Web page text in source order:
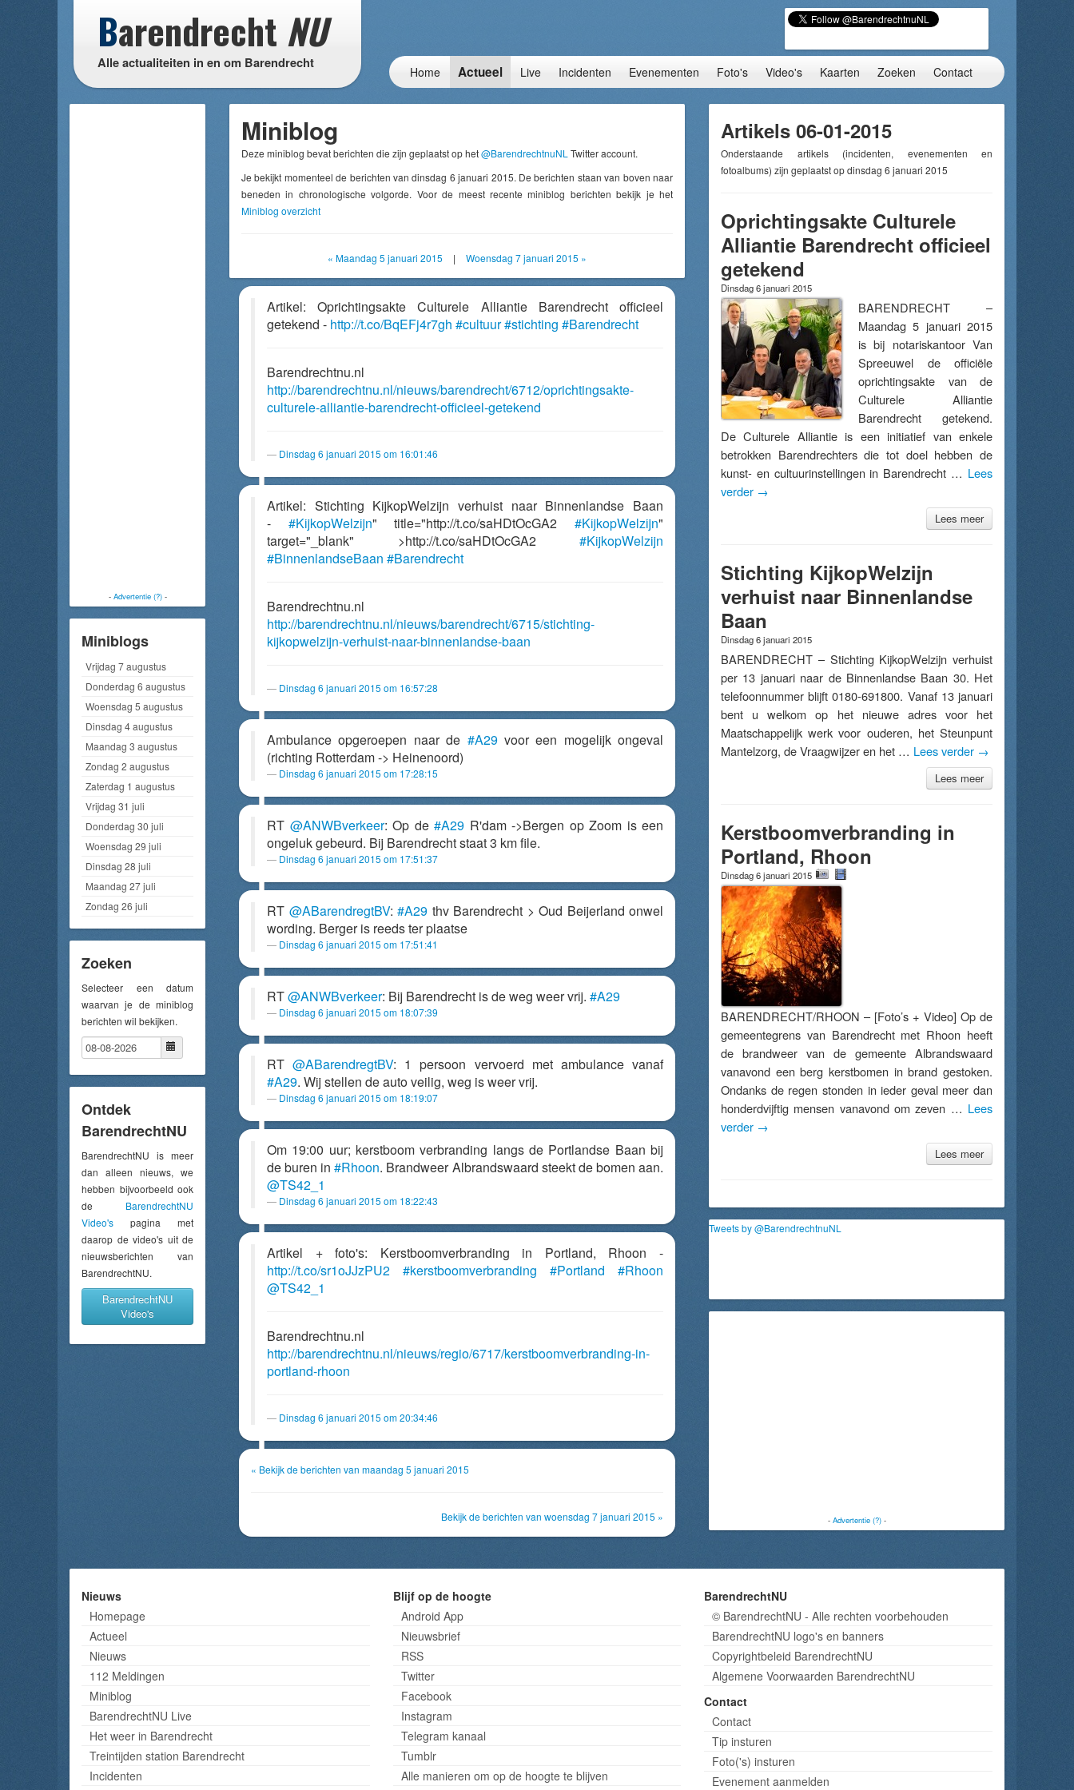
Barendrecht NU
Alle actualiteiten in en om Barendrecht
Home Actueel Live Incidenten Evenementen Foto's Video's Kaarten Zoeken Contact
- Advertentie (?)-
Miniblogs
Vrijdag 7 augustus
Donderdag 6 augustus
Woensdag 5 augustus
Dinsdag 4 augustus
Maandag 3 augustus
Zondag 2 augustus
Zaterdag 1 augustus
Vrijdag 31 juli
Donderdag 30 juli
Woensdag 29 juli
Dinsdag 28 juli
Maandag 27 juli
Zondag 26 juli
Zoeken
Selecteer een datum
waarvan je de miniblog
berichten wil bekijken.
Ontdek
BarendrechtNU
BarendrechtNU is meer
dan alleen nieuws, we
hebben bijvoorbeeld ook
de BarendrechtNU
Video's pagina met
daarop de video's uit de
nieuwsberichten van
BarendrechtNU.
BarendrechtNU
Video's
Miniblog
Deze miniblog bevat berichten die zijn geplaatst op het@BarendrechtnuNL Twitter account.
Je bekijkt momenteel de berichten van dinsdag 6 januari 2015. De berichten staan van boven naar
beneden in chronologische volgorde. Voor de meest recente miniblog berichten bekijk je het
Miniblog overzicht
« Maandag 5 januari 2015 | Woensdag 7 januari 2015 »
Artikel: Oprichtingsakte Culturele Alliantie Barendrecht officieel
getekend - http://t.co/BqEFj4r7gh #cultuur#stichting #Barendrecht
Barendrechtnu.nl
http://barendrechtnu.nl/nieuws/barendrecht/6712/oprichtingsakte-
culturele-alliantie-barendrecht-officieel-getekend
Dinsdag 6 januari 2015 om 16:01:46
Artikel: Stichting KijkopWelzijn verhuist naar Binnenlandse Baan
- #KijkopWelzijn" title="http://t.co/saHDtOcGA2#KijkopWelzijn"
target="_blank" >http://t.co/saHDtOcGA2 #KijkopWelzijn
#BinnenlandseBaan #Barendrecht
Barendrechtnu.nl
http://barendrechtnu.nl/nieuws/barendrecht/6715/stichting-
kijkopwelzijn-verhuist-naar-binnenlandse-baan
Dinsdag 6 januari 2015 om 16:57:28
Ambulance opgeroepen naar de #A29voor een mogelijk ongeval
(richting Rotterdam -> Heinenoord)
Dinsdag 6 januari 2015 om 17:28:15
RT @ANWBverkeer: Op de #A29 R'dam ->Bergen op Zoom is een
ongeluk gebeurd. Bij Barendrecht staat 3 km file.
Dinsdag 6 januari 2015 om 17:51:37
RT @ABarendregtBV: #A29 thv Barendrecht > Oud Beijerland onwel
wording. Berger is reeds ter plaatse
Dinsdag 6 januari 2015 om 17:51:41
RT@ANWBverkeer: Bij Barendrecht is de weg weer vrij. #A29
Dinsdag 6 januari 2015 om 18:07:39
RT@ABarendregtBV: 1 persoon vervoerd met ambulance vanaf
#A29. Wij stellen de auto veilig, weg is weer vrij.
Dinsdag 6 januari 2015 om 18:19:07
Om 19:00 uur; kerstboom verbranding langs de Portlandse Baan bij
de buren in#Rhoon. Brandweer Albrandswaard steekt de bomen aan.
@TS42_1
Dinsdag 6 januari 2015 om 18:22:43
Artikel + foto's: Kerstboomverbranding in Portland, Rhoon -
http://t.co/sr1oJJzPU2
#kerstboomverbranding #Portland
#Rhoon
@TS42_1
Barendrechtnu.nl
http://barendrechtnu.nl/nieuws/regio/6717/kerstboomverbranding-in-
portland-rhoon
Dinsdag 6 januari 2015 om 20:34:46
« Bekijk de berichten van maandag 5 januari 2015
Bekijk de berichten van woensdag 7 januari 2015 »
Artikels 06-01-2015
Onderstaande artikels (incidenten, evenementen en
fotoalbums) zijn geplaatst op dinsdag 6 januari 2015
Oprichtingsakte Culturele
Alliantie Barendrecht officieel
getekend
Dinsdag 6 januari 2015
BARENDRECHT –
Maandag 5 januari 2015
is bij notariskantoor Van
Spreeuwel de officiële
oprichtingsakte van de
Culturele Alliantie
Barendrecht getekend.
De Culturele Alliantie is een initiatief van enkele
betrokken Barendrechters die tot doel hebben de
kunst- en cultuurinstellingen in Barendrecht … Lees
verder →
Lees meer
Stichting KijkopWelzijn
verhuist naar Binnenlandse
Baan
Dinsdag 6 januari 2015
BARENDRECHT – Stichting KijkopWelzijn verhuist
per 13 januari naar de Binnenlandse Baan 30. Het
telefoonnummer blijft 0180-691800. Vanaf 13 januari
bent u welkom op het nieuwe adres voor het
Maatschappelijk werk voor ouderen, het Steunpunt
Mantelzorg, de Vraagwijzer en het … Lees verder →
Lees meer
Kerstboomverbranding in
Portland, Rhoon
Dinsdag 6 januari 2015
BARENDRECHT/RHOON – [Foto’s + Video] Op de
gemeentegrens van Barendrecht met Rhoon heeft
de brandweer van de gemeente Albrandswaard
vanavond een berg kerstbomen in brand gestoken.
Ondanks de regen stonden in ieder geval meer dan
honderdvijftig mensen vanavond om zeven … Lees
verder →
Lees meer
Tweets by @BarendrechtnuNL
- Advertentie (?)-
Nieuws
Homepage
Actueel
Nieuws
112 Meldingen
Miniblog
BarendrechtNU Live
Het weer in Barendrecht
Treintijden station Barendrecht
Incidenten
Blijf op de hoogte
Android App
Nieuwsbrief
RSS
Twitter
Facebook
Instagram
Telegram kanaal
Tumblr
Alle manieren om op de hoogte te blijven
BarendrechtNU
© BarendrechtNU - Alle rechten voorbehouden
BarendrechtNU logo's en banners
Copyrightbeleid BarendrechtNU
Algemene Voorwaarden BarendrechtNU
Contact
Contact
Tip insturen
Foto('s) insturen
Evenement aanmelden